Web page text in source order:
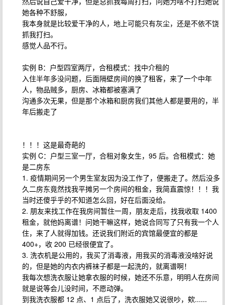
她各种不舒服，
我本身就是比较爱干净的人，地上可能只有灰尘，还是不依不饶
抓我打扫。
感觉人品不行。
实例 B：户型四室两厅，合租模式：找中介租的
入住半年多没问题，后面隔壁房间的换了租客，来了一个中年
人，物品贼多，厨房、冰箱都被塞满了
沟通多次无果，但是那个冰箱和厨房我们其他人都是要用的，半
年后搬走了
！！！这是最奇葩的
实例 C：户型三室一厅，合租对象女生，95 后。合租模式：她
是二房东
1. 疫情期间另一个男生室友因为没工作了，便搬走了。然后没多
久二房东竟然找我平摊另一个房间的租金，我简直震惊！！！我
当时还傻乎乎的不知道怎么回，好在后面没给。
2. 朋友来找工作在我房间暂住一周，朋友走后，找我收取 1400
租金，就他妈离谱！问她干嘛这样，她说合同写了只有我一个人
住，来了人就得加钱。还说我们附近的宾馆最便宜的都是
400+，收 200 已经很便宜了。
3. 洗衣机是公用的，我买了消毒液，用我买的消毒液没啥好说
的，但是她的内衣内裤袜子都是一起洗的，就离谱啊！
我每次想洗衣服让她拿衣服的时候，她还不乐意，明明人在房间
就是说等会儿没时间，不愿动弹。
到我洗衣服都 12 点、1 点后了，洗衣服她又说很吵，欸......